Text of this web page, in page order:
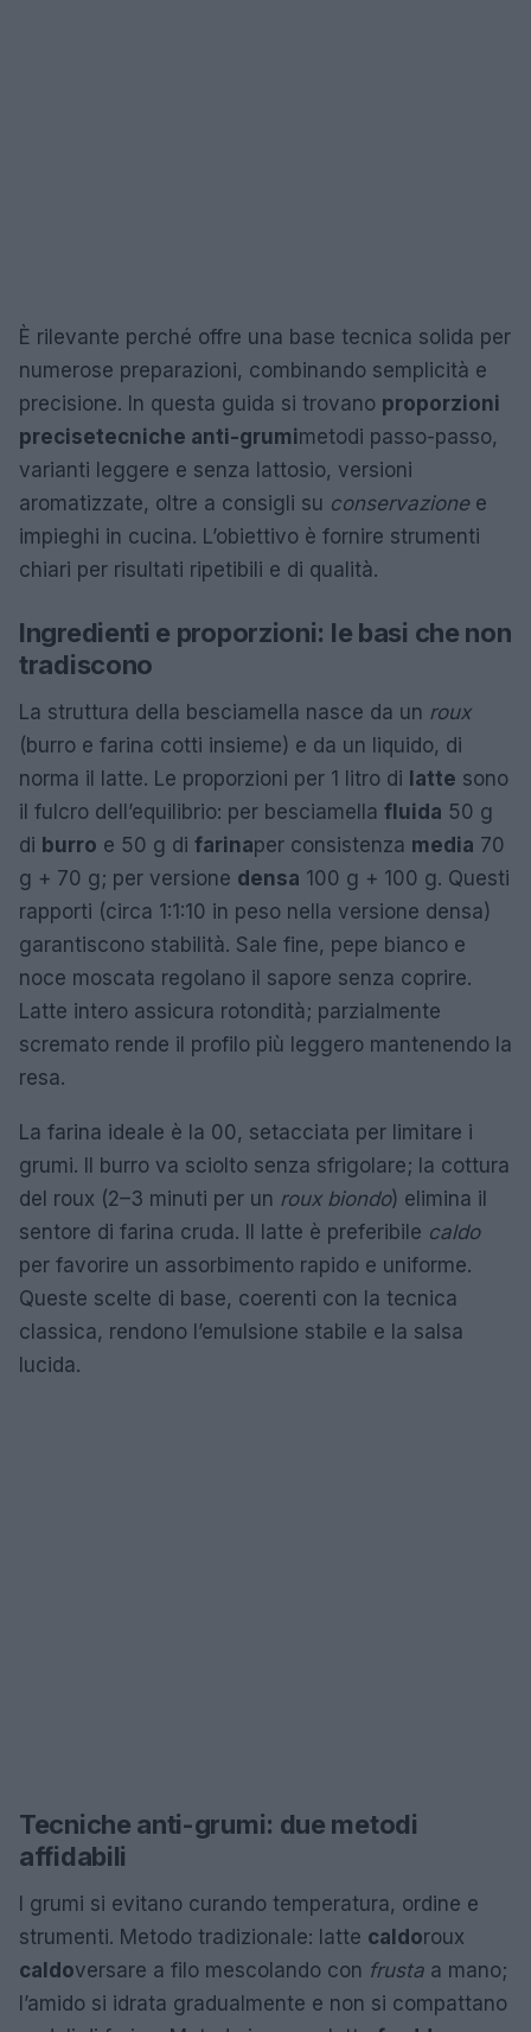
È rilevante perché offre una base tecnica solida per
numerose preparazioni, combinando semplicità e
precisione. In questa guida si trovano proporzioni
precisetecniche anti-grumimetodi passo-passo,
varianti leggere e senza lattosio, versioni
aromatizzate, oltre a consigli su conservazionee
impieghi in cucina. L’obiettivo è fornire strumenti
chiari per risultati ripetibili e di qualità.
Ingredienti e proporzioni: le basi che non
tradiscono
La struttura della besciamella nasce da un roux
(burro e farina cotti insieme) e da un liquido, di
norma il latte. Le proporzioni per 1 litro di latte sono
il fulcro dell’equilibrio: per besciamella fluida 50 g
di burro e 50 g di farinaper consistenza media 70
g + 70 g; per versione densa 100 g + 100 g. Questi
rapporti (circa 1:1:10 in peso nella versione densa)
garantiscono stabilità. Sale fine, pepe bianco e
noce moscata regolano il sapore senza coprire.
Latte intero assicura rotondità; parzialmente
scremato rende il profilo più leggero mantenendo la
resa.
La farina ideale è la 00, setacciata per limitare i
grumi. Il burro va sciolto senza sfrigolare; la cottura
del roux (2–3 minuti per un roux biondo) elimina il
sentore di farina cruda. Il latte è preferibile caldo
per favorire un assorbimento rapido e uniforme.
Queste scelte di base, coerenti con la tecnica
classica, rendono l’emulsione stabile e la salsa
lucida.
Tecniche anti-grumi: due metodi
affidabili
I grumi si evitano curando temperatura, ordine e
strumenti. Metodo tradizionale: latte caldoroux
caldoversare a filo mescolando con frusta a mano;
l’amido si idrata gradualmente e non si compattano